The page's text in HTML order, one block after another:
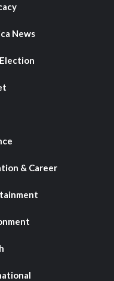
News
& Career